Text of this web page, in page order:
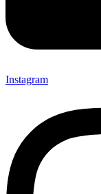
Instagram